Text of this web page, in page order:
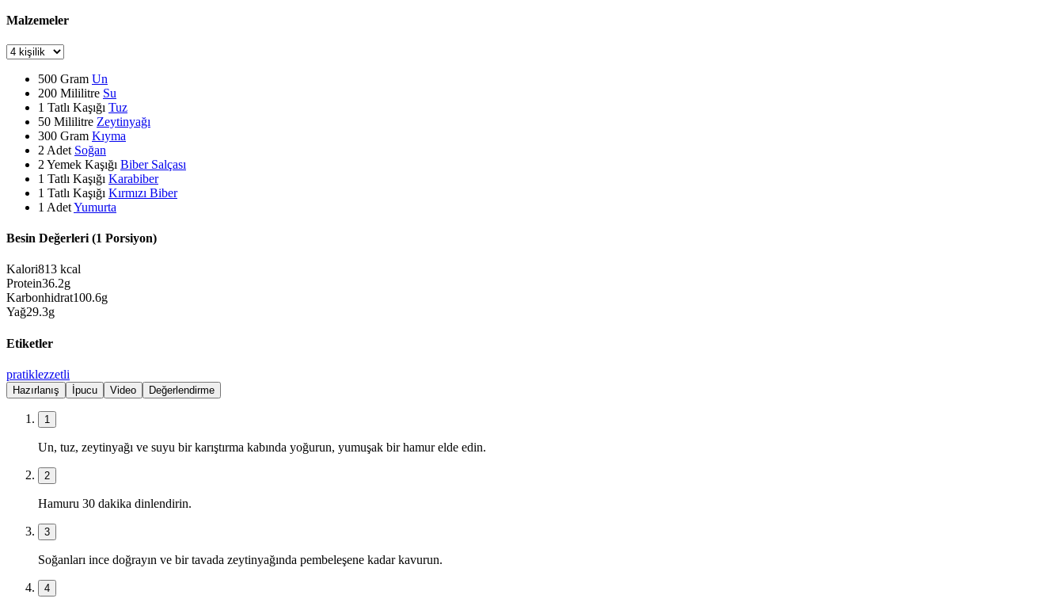
Malzemeler
500 Gram Un
200 Mililitre Su
1 Tatlı Kaşığı Tuz
50 Mililitre Zeytinyağı
300 Gram Kıyma
2 Adet Soğan
2 Yemek Kaşığı Biber Salçası
1 Tatlı Kaşığı Karabiber
1 Tatlı Kaşığı Kırmızı Biber
1 AdetYumurta
Besin Değerleri (1 Porsiyon)
Kalori813 kcal
Protein36.2g
Karbonhidrat100.6g
Yağ29.3g
Etiketler
pratiklezzetli
Hazırlanış İpucu Video Değerlendirme
1
Un, tuz, zeytinyağı ve suyu bir karıştırma kabında yoğurun, yumuşak bir hamur elde edin.
2
Hamuru 30 dakika dinlendirin.
3
Soğanları ince doğrayın ve bir tavada zeytinyağında pembeleşene kadar kavurun.
4